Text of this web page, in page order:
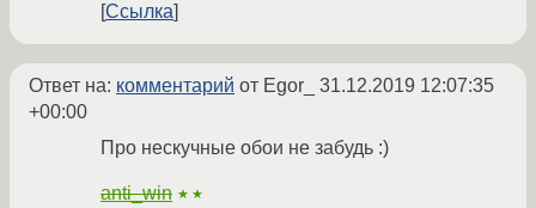
Ссылка
Ответ на: комментарий от Egor_ 31.12.2019 12:07:35
+00:00
Про нескучные обои не забудь :)
anti_win ★★